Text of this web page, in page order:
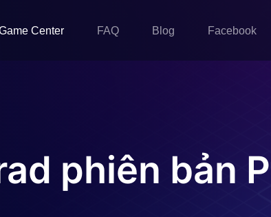
Center FAQ Blog Facebook
phiên bản